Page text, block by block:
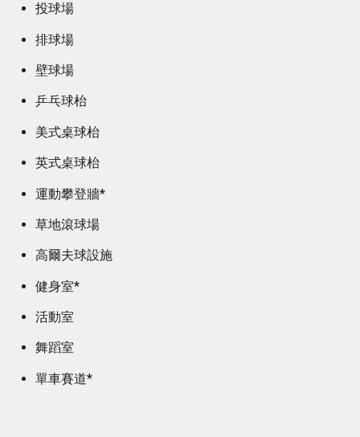
投球場
排球場
壁球場
乒乓球枱
美式桌球枱
英式桌球枱
運動攀登牆*
草地滾球場
高爾夫球設施
健身室*
活動室
舞蹈室
單車賽道*